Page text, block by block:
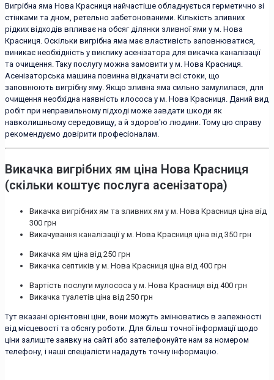
Вигрібна яма Нова Красниця найчастіше обладнується герметично зі
стінками та дном, ретельно забетонованими. Кількість зливних
рідких відходів впливає на обсяг ділянки зливної ями у м. Нова
Красниця. Оскільки вигрібна яма має властивість заповнюватися,
виникає необхідність у виклику асенізатора для викачка каналізації
та очищення. Таку послугу можна замовити у м. Нова Красниця.
Асенізаторська машина повинна відкачати всі стоки, що
заповнюють вигрібну яму. Якщо зливна яма сильно замулилася, для
очищення необхідна наявність илососа у м. Нова Красниця. Даний вид
робіт при неправильному підході може завдати шкоди як
навколишньому середовищу, а й здоров'ю людини. Тому цю справу
рекомендуємо довірити професіоналам.
Викачка вигрібних ям ціна Нова Красниця
(скільки коштує послуга асенізатора)
Викачка вигрібних ям та зливних ям у м. Нова Красниця ціна від
300 грн
Викачування каналізації у м. Нова Красниця ціна від 350 грн
Викачка ям ціна від 250 грн
Викачка септиків у м. Нова Красниця ціна від 400 грн
Вартість послуги мулососа у м. Нова Красниця від 400 грн
Викачка туалетів ціна від 250 грн
Тут вказані орієнтовні ціни, вони можуть змінюватись в залежності
від місцевості та обсягу роботи. Для більш точної інформації щодо
ціни залиште заявку на сайті або зателефонуйте нам за номером
телефону, і наші спеціалісти нададуть точну інформацію.